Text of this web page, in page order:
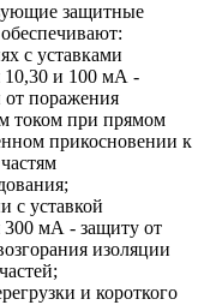
защитные
с уставками
10,30 и 100 мА -
поражения
током при прямом
прикосновении к
с уставкой
300 мА - защиту от
изоляции
и короткого